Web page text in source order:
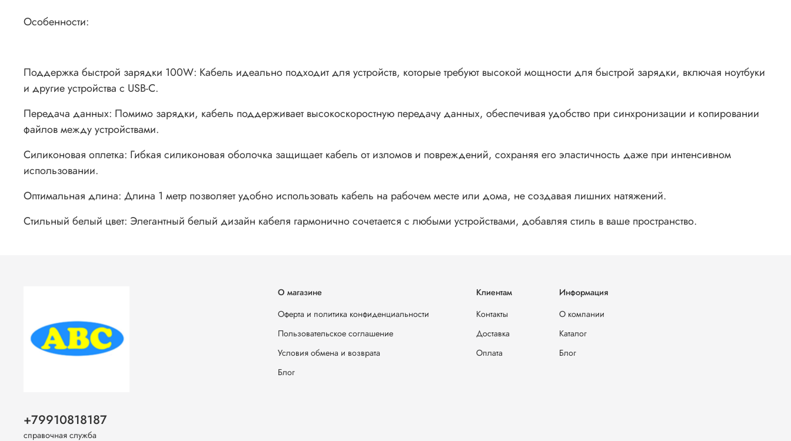
Особенности:
Поддержка быстрой зарядки 100W: Кабель идеально подходит для устройств, которые требуют высокой мощности для быстрой зарядки, включая ноутбуки
и другие устройства с USB-C.
Передача данных: Помимо зарядки, кабель поддерживает высокоскоростную передачу данных, обеспечивая удобство при синхронизации и копировании
файлов между устройствами.
Силиконовая оплетка: Гибкая силиконовая оболочка защищает кабель от изломов и повреждений, сохраняя его эластичность даже при интенсивном
использовании.
Оптимальная длина: Длина 1 метр позволяет удобно использовать кабель на рабочем месте или дома, не создавая лишних натяжений.
Стильный белый цвет: Элегантный белый дизайн кабеля гармонично сочетается с любыми устройствами, добавляя стиль в ваше пространство.
О магазине
Оферта и политика конфиденциальности
Пользовательское соглашение
Условия обмена и возврата
Блог
Клиентам
Контакты
Доставка
Оплата
Информация
О компании
Каталог
Блог
+79910818187
справочная служба